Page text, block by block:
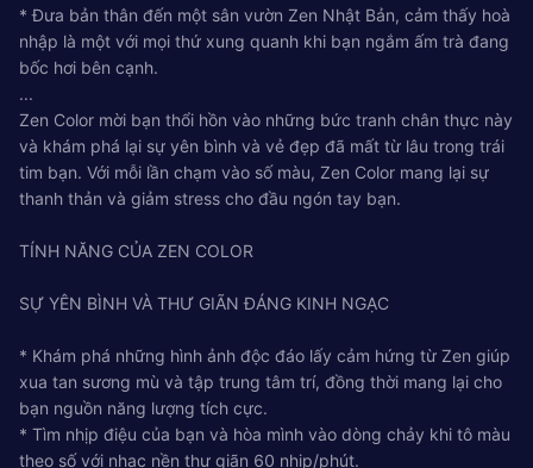
* Đưa bản thân đến một sân vườn Zen Nhật Bản, cảm thấy hoà
nhập là một với mọi thứ xung quanh khi bạn ngắm ấm trà đang
bốc hơi bên cạnh.
...
Zen Color mời bạn thổi hồn vào những bức tranh chân thực này
và khám phá lại sự yên bình và vẻ đẹp đã mất từ lâu trong trái
tim bạn. Với mỗi lần chạm vào số màu, Zen Color mang lại sự
thanh thản và giảm stress cho đầu ngón tay bạn.
TÍNH NĂNG CỦA ZEN COLOR
SỰ YÊN BÌNH VÀ THƯ GIÃN ĐÁNG KINH NGẠC
* Khám phá những hình ảnh độc đáo lấy cảm hứng từ Zen giúp
xua tan sương mù và tập trung tâm trí, đồng thời mang lại cho
bạn nguồn năng lượng tích cực.
* Tìm nhịp điệu của bạn và hòa mình vào dòng chảy khi tô màu
theo số với nhạc nền thư giãn 60 nhịp/phút.